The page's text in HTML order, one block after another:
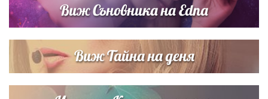
Виж Съновника на Edna
Виж Тайна на деня